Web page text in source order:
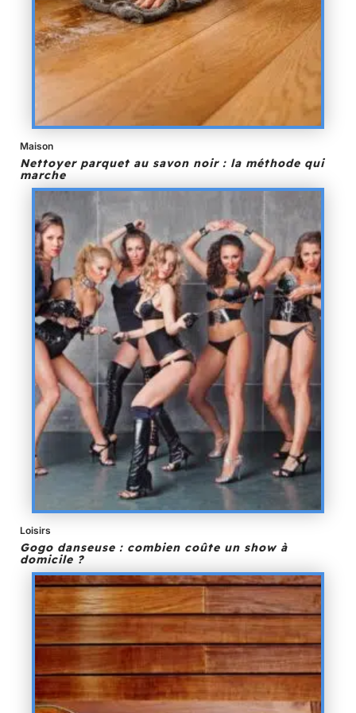
Maison
Nettoyer parquet au savon noir : la méthode qui
marche
Loisirs
Gogo danseuse : combien coûte un show à
domicile ?